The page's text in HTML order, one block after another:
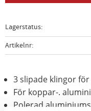
Lagerstatus
Artikelnr
3 slipade klingor
För koppar-.
Polerad